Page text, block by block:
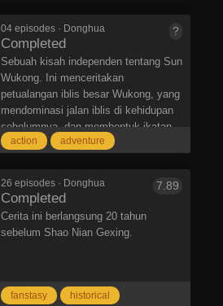
bawah runtuh.
iblis, dewa,
orang suci,
manusia. Aku
adalah Xiao
Chen,
penguasa
segala
04 episodes · Donghua
Completed
?
Sebuah kisah independen tentang Sun
Wukong. Ini menceritakan
petualangan iblis besar Wukong, yang
mendominasi jalan iblis di kehidupan
sebelumnya, dan membentuk ikatan
langsung dengan gadis manusia
action adventure
26 episodes · Donghua
Completed
7.89
Cerita ini berlangsung 20 tahun
sebelum Shao Nian Gexing.
fanstasy historical